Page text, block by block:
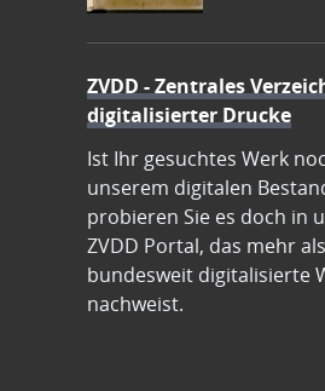
ZVDD - Zentrales
digitalisierter Drucke
Ist Ihr gesuchtes Werk
unserem digitalen
probieren Sie es doch in
ZVDD Portal, das mehr
bundesweit digitalisierte
nachweist.